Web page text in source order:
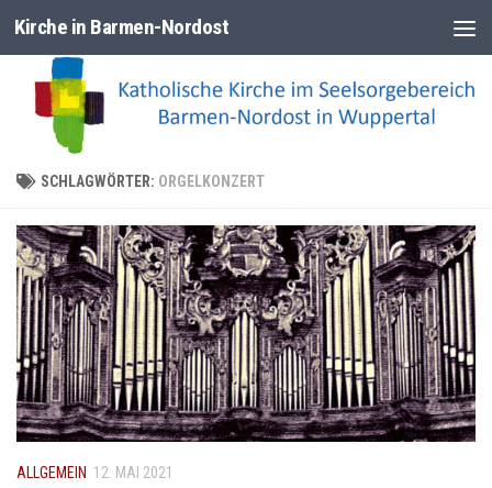
Zum Inhalt springen
Kirche in Barmen-Nordost
SCHLAGWÖRTER: ORGELKONZERT
ALLGEMEIN 12. MAI 2021